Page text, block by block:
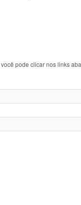
pode clicar nos links